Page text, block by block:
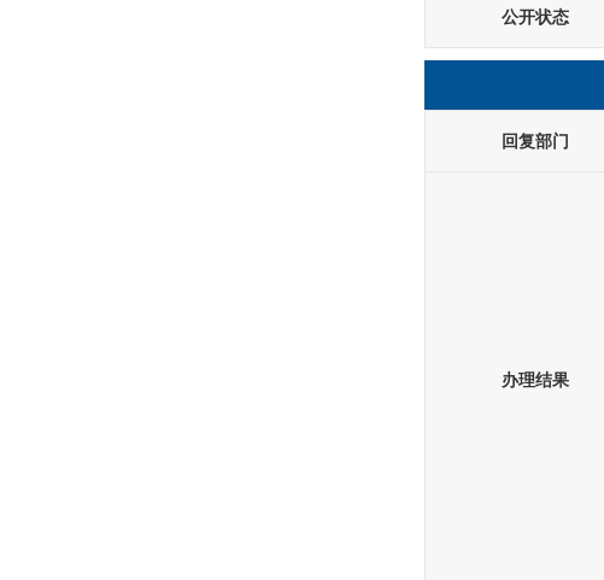
公开状态
回复部门
办理结果